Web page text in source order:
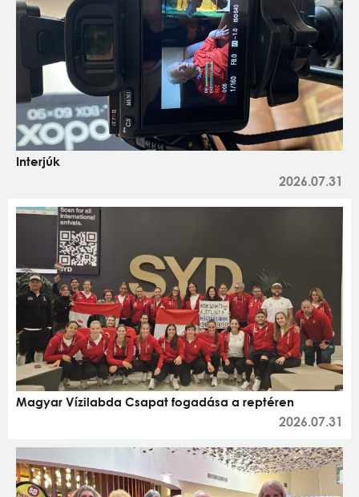
Interjúk
2026.07.31
Magyar Vízilabda Csapat fogadása a reptéren
2026.07.31